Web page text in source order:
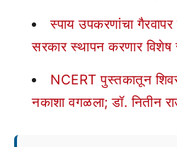
स्पाय उपकरणांचा गैरवापर
सरकार स्थापन करणार विशेष
NCERT पुस्तकातून
नकाशा वगळला; डॉ. नितीन